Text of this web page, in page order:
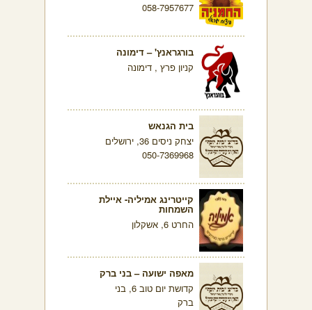
058-7957677
בורגראנץ' – דימונה
קניון פרץ , דימונה
בית הגנאש
יצחק ניסים 36, ירושלים
050-7369968
קייטרינג אמיליה- איילת
השמחות
החרט 6, אשקלון
מאפה ישועה – בני ברק
קדושת יום טוב 6, בני
ברק